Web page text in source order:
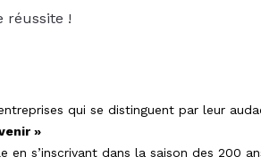
réussite !
qui se distinguent par leur
»
s’inscrivant dans la saison des 200